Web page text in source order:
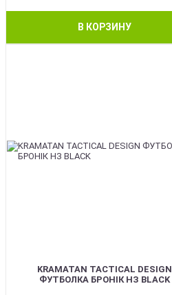
В КОРЗИНУ
KRAMATAN TACTICAL DESIGN
ФУТБОЛКА БРОНІК НЗ BLACK